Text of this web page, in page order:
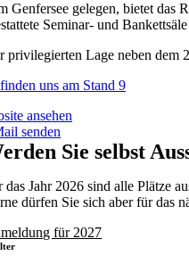
Genfersee gelegen, bietet das
Seminar- und
privilegierten Lage neben dem
uns am Stand 9
ansehen
senden
Sie selbst
das Jahr 2026 sind alle Plätze
dürfen Sie sich aber für das
für 2027